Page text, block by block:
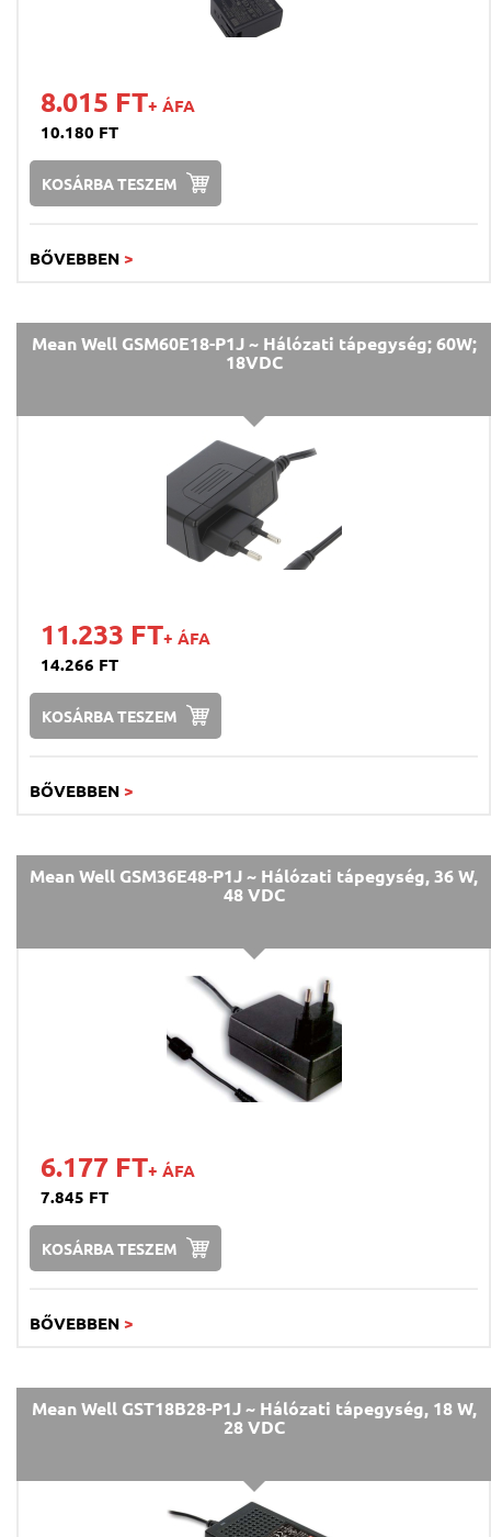
8.015 FT+ ÁFA
10.180 FT
KOSÁRBA TESZEM
BŐVEBBEN >
Mean Well GSM60E18-P1J ~ Hálózati tápegység; 60W;
18VDC
11.233 FT+ ÁFA
14.266 FT
KOSÁRBA TESZEM
BŐVEBBEN >
Mean Well GSM36E48-P1J ~ Hálózati tápegység, 36 W,
48 VDC
6.177 FT+ ÁFA
7.845 FT
KOSÁRBA TESZEM
BŐVEBBEN >
Mean Well GST18B28-P1J ~ Hálózati tápegység, 18 W,
28 VDC